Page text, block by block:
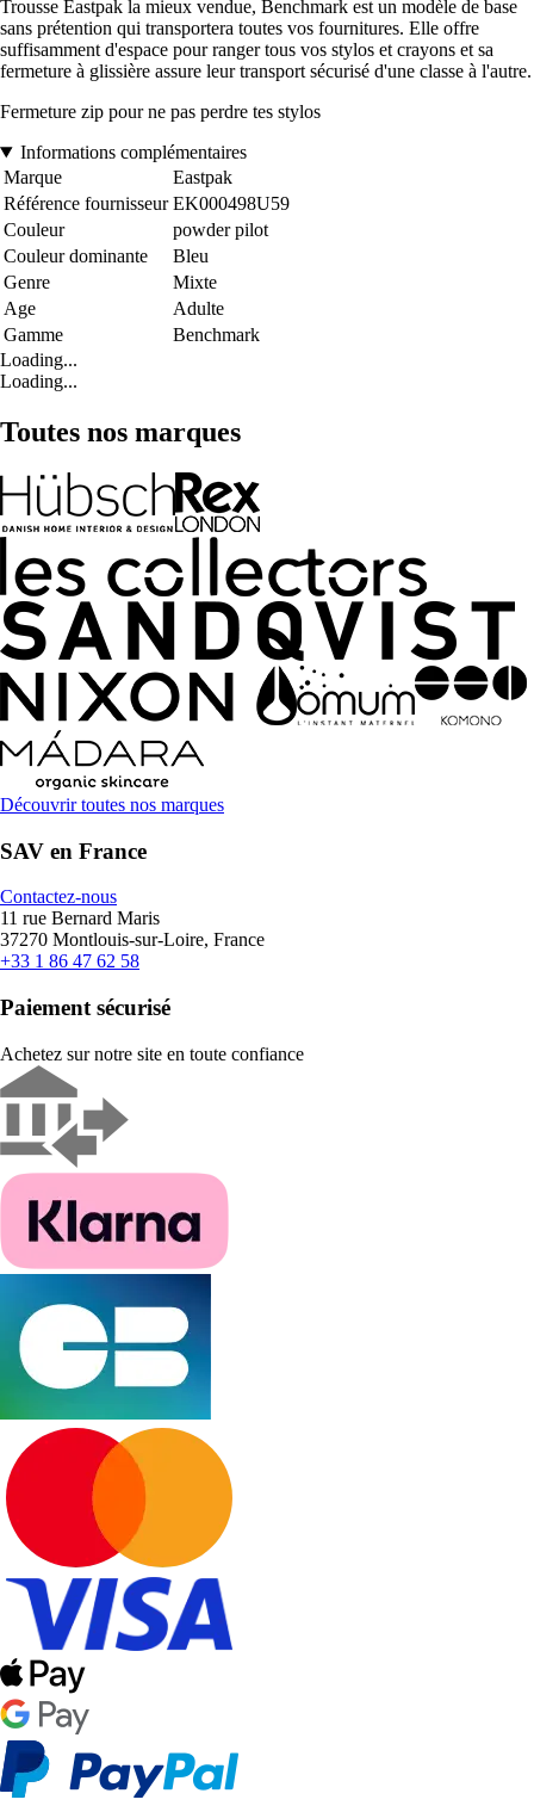
Trousse Eastpak la mieux vendue, Benchmark est un modèle de base
sans prétention qui transportera toutes vos fournitures. Elle offre
suffisamment d'espace pour ranger tous vos stylos et crayons et sa
fermeture à glissière assure leur transport sécurisé d'une classe à l'autre.
Fermeture zip pour ne pas perdre tes stylos
Informations complémentaires
Marque
Eastpak
Référence fournisseur EK000498U59
Couleur
powder pilot
Couleur dominante
Bleu
Genre
Mixte
Age
Adulte
Gamme
Benchmark
Loading...
Loading...
Toutes nos marques
Découvrir toutes nos marques
SAV en France
Contactez-nous
11 rue Bernard Maris
37270 Montlouis-sur-Loire, France
+33 1 86 47 62 58
Paiement sécurisé
Achetez sur notre site en toute confiance